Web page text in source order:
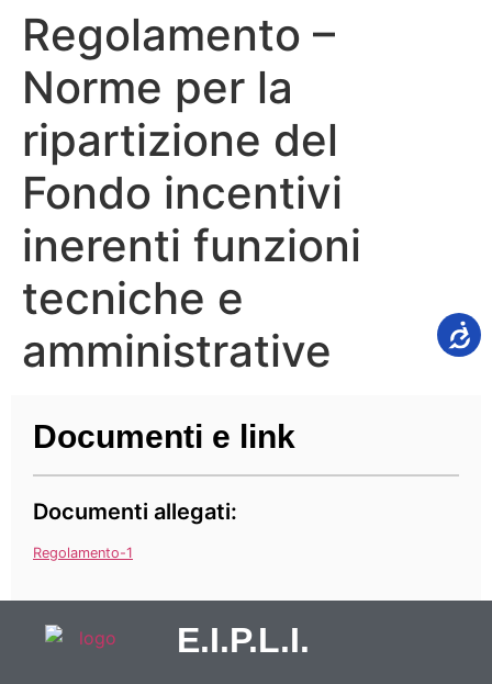
Regolamento –
Norme per la
ripartizione del
Fondo incentivi
inerenti funzioni
tecniche e
amministrative
Documenti e link
Documenti allegati:
Regolamento-1
E.I.P.L.I.